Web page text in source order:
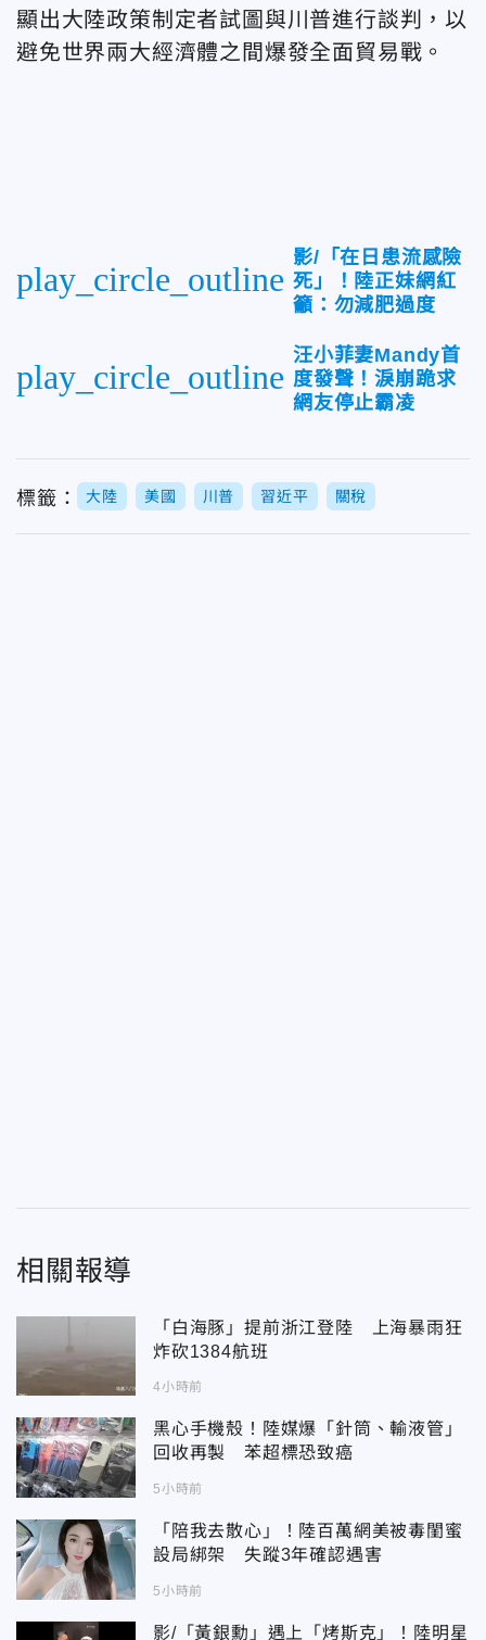
顯出大陸政策制定者試圖與川普進行談判，以
避免世界兩大經濟體之間爆發全面貿易戰。
play_circle_outline
影/「在日患流感險
死」！陸正妹網紅
籲：勿減肥過度
play_circle_outline
汪小菲妻Mandy首
度發聲！淚崩跪求
網友停止霸凌
標籤： 大陸 美國 川普 習近平 關稅
相關報導
「白海豚」提前浙江登陸 上海暴雨狂
炸砍1384航班
4小時前
黑心手機殼！陸媒爆「針筒、輸液管」
回收再製 苯超標恐致癌
5小時前
「陪我去散心」！陸百萬網美被毒閨蜜
設局綁架 失蹤3年確認遇害
5小時前
影/「黃銀勳」遇上「烤斯克」！陸明星